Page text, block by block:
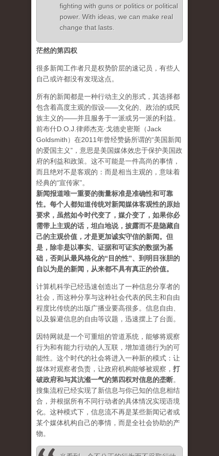
fighting with guns or politics or political
power. With ideas, we can make real
change that lasts.
茫然的第四权
很多新闻工作者只是权势阶层的速记员，有些人
自己或许都没有发现这点。
所有的新闻都是一种行动主义的形式，其选择都
包含着高度主观的假设——文化的、政治的或民
族主义的——并且服务于一派或另一派的利益。
前布什D.O.J.律师杰克·戈德史密斯（Jack
Goldsmith）在2011年曾经赞扬所谓的“美国新闻
的爱国主义”，意思是美国媒体效忠于保护美国政
府的利益和政策。这不可能是一件高尚的事情，
而且绝对不是客观的：而是相当主观的，意味着
经典的“宣传家”。
新闻报道唯一重要的衡量标准是准确性和可靠
性。每个人都知道传统对新闻媒体客观性的原始
要求，虽然如今时代变了，媒介变了，如果你必
需带上主观的话，坦白地说，披露而不是隐藏自
己的主观价值，才是更加诚实守信的新闻。但
是，除非是以事实、证据和可证实的数据为基
础，否则从最风格化的“目的性”、到明目张胆的
自以为是的新闻，从来都不具有真正的价值。
计算机科学已经迅速创造出了一种信息分享者的
社会，而这种分享与这种社会代表的民主和自由
程度比传统的出版广播业要高很多。信息自由、
以及躲避信息的自由等议题，迅速摆上了台面。
因特网就是一个可重组的管道系统，能够将观察
行为和有能力行动的人互联，增加道德行为的可
能性。这个时代的社会将进入一种新的模式：让
媒体对观察者负责，让政府机构能够被观察， 打
破政府和与其沆瀣一气的第四权对信息的垄断。
搜集流程已经实现了新信息与你已知的信息相结
合，并根据所有不同行动者的具体情况实现语境
化。这种模式下，信息流不再是某些新闻记者或
某个媒体机构自己的事情，而是全社会协助的产
物。